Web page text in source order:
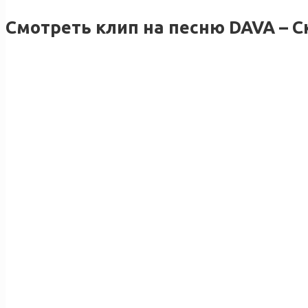
Смотреть клип на песню DAVA –